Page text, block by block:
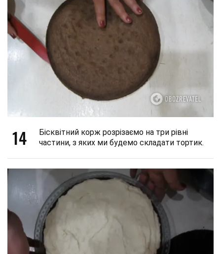
14
Бісквітний корж розрізаємо на три рівні
частини, з яких ми будемо складати тортик.